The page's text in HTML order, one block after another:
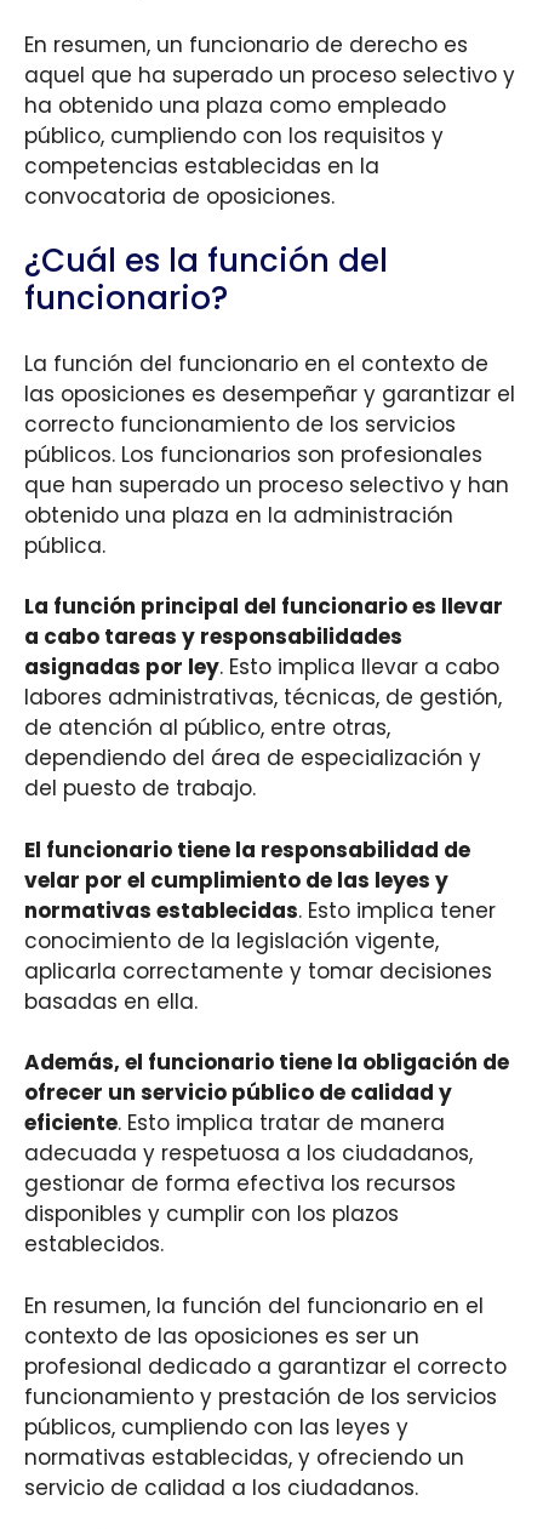
En resumen, un funcionario de derecho es
aquel que ha superado un proceso selectivo y
ha obtenido una plaza como empleado
público, cumpliendo con los requisitos y
competencias establecidas en la
convocatoria de oposiciones.
¿Cuál es la función del
funcionario?
La función del funcionario en el contexto de
las oposiciones es desempeñar y garantizar el
correcto funcionamiento de los servicios
públicos. Los funcionarios son profesionales
que han superado un proceso selectivo y han
obtenido una plaza en la administración
pública.
La función principal del funcionario es llevar
a cabo tareas y responsabilidades
asignadas por ley. Esto implica llevar a cabo
labores administrativas, técnicas, de gestión,
de atención al público, entre otras,
dependiendo del área de especialización y
del puesto de trabajo.
El funcionario tiene la responsabilidad de
velar por el cumplimiento de las leyes y
normativas establecidas. Esto implica tener
conocimiento de la legislación vigente,
aplicarla correctamente y tomar decisiones
basadas en ella.
Además, el funcionario tiene la obligación de
ofrecer un servicio público de calidad y
eficiente. Esto implica tratar de manera
adecuada y respetuosa a los ciudadanos,
gestionar de forma efectiva los recursos
disponibles y cumplir con los plazos
establecidos.
En resumen, la función del funcionario en el
contexto de las oposiciones es ser un
profesional dedicado a garantizar el correcto
funcionamiento y prestación de los servicios
públicos, cumpliendo con las leyes y
normativas establecidas, y ofreciendo un
servicio de calidad a los ciudadanos.